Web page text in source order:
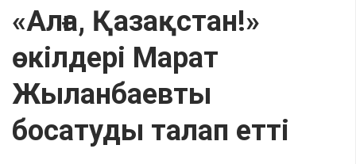
«Алға, Қазақстан!»
өкілдері Марат
Жыланбаевты
босатуды талап етті